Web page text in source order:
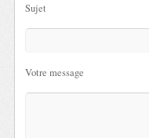
Sujet
Votre message